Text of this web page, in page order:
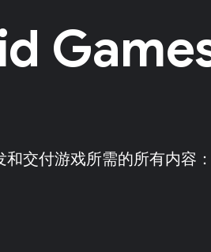
交付游戏所需的所有内容